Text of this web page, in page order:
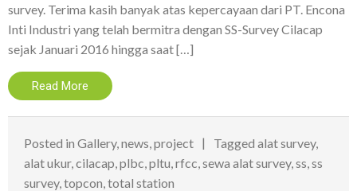
survey. Terima kasih banyak atas kepercayaan dari PT. Encona
Inti Industri yang telah bermitra dengan SS-Survey Cilacap
sejak Januari 2016 hingga saat […]
Read More
Posted in Gallery, news project Tagged alat survey,
alat ukur, cilacap plbc pltu rfcc sewa alat survey, ss ss
survey, topcon total station